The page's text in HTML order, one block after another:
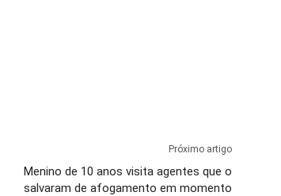
Próximo artigo
Menino de 10 anos visita agentes que o
salvaram de afogamento em momento